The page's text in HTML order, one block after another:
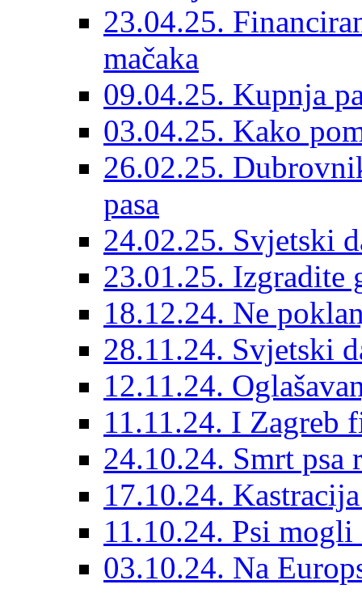
23.04.25.
mačaka
09.04.25. Kupnja
03.04.25. Kako
26.02.25.
pasa
24.02.25. Svjetski
23.01.25. Izgradite
18.12.24. Ne
28.11.24. Svjetski
12.11.24.
11.11.24. I Zagreb
24.10.24. Smrt psa
17.10.24.
11.10.24. Psi
03.10.24. Na